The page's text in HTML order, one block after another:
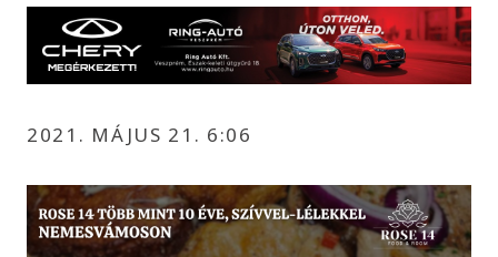
2021. MÁJUS 21. 6:06